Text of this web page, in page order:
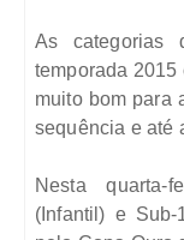
As categorias
temporada 2015
muito bom para
sequência e até
Nesta
(Infantil) e